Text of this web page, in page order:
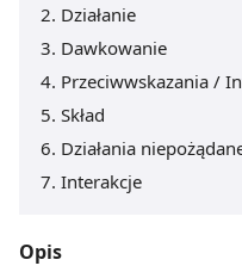
Działanie
Dawkowanie
Przeciwwskazania /
Skład
Działania
Interakcje
Opis